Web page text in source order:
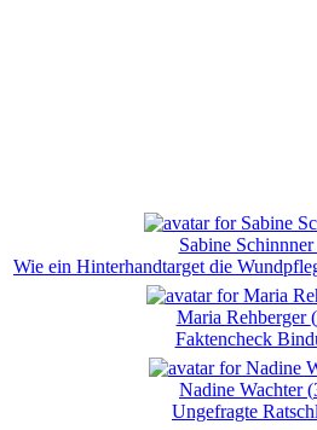
Sabine Schinnner
Wie ein Hinterhandtarget die
Maria Rehberger(
Faktencheck
Nadine Wachter(
Ungefragte